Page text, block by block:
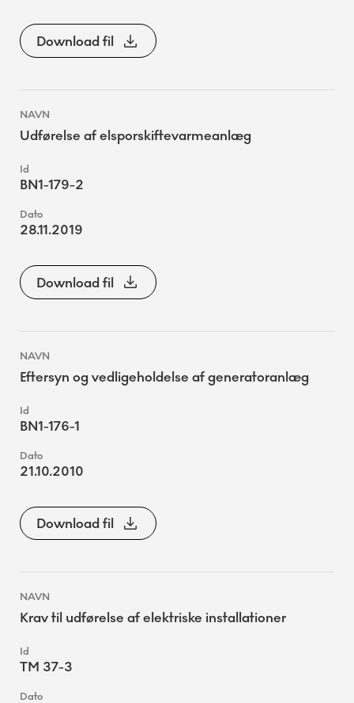
Download fil
Udførelse af elsporskiftevarmeanlæg
BN1-179-2
28.11.2019
Download fil
Eftersyn og vedligeholdelse af generatoranlæg
BN1-176-1
21.10.2010
Download fil
Krav til udførelse af elektriske installationer
TM 37-3